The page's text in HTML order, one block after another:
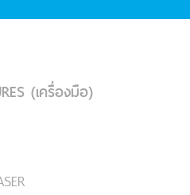
(เครื่องมือ)